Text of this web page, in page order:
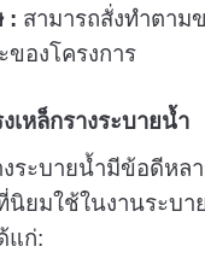
: สามารถสั่งทำตาม
ของโครงการ
เหล็กรางระบายน้ำ
งระบายน้ำมีข้อดีหล
นิยมใช้ในงานระบา
แก่: